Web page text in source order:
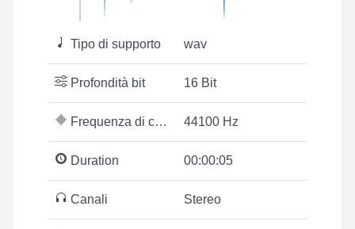
Tipo di supporto wav
Profondità bit 16 Bit
Frequenza di campionamento 44100 Hz
Duration 00:00:05
Canali Stereo